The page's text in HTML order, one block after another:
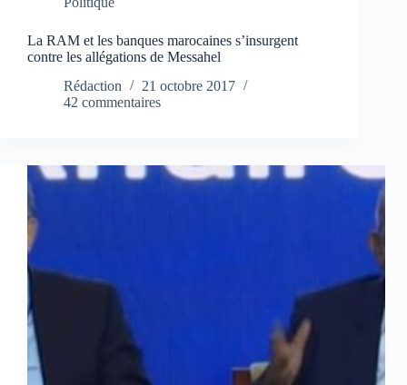
La RAM et les banques marocaines s’insurgent
contre les allégations de Messahel
Rédaction
21 octobre 2017
42 commentaires